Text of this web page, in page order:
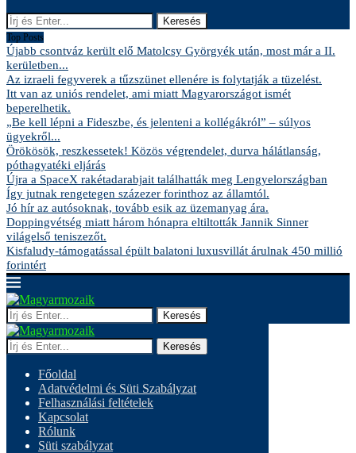
Keresés
Top Posts
Újabb csontváz került elő Matolcsy Györgyék után, most már a II.
kerületben...
Az izraeli fegyverek a tűzszünet ellenére is folytatják a tüzelést.
Itt van az uniós rendelet, ami miatt Magyarországot ismét
beperelhetik.
„Be kell lépni a Fideszbe, és jelenteni a kollégákról” – súlyos
ügyekről...
Örökösök, reszkessetek! Közös végrendelet, durva hálátlanság,
póthagyatéki eljárás
Újra a SpaceX rakétadarabjait találhatták meg Lengyelországban
Így jutnak rengetegen százezer forinthoz az államtól.
Jó hír az autósoknak, tovább esik az üzemanyag ára.
Doppingvétség miatt három hónapra eltiltották Jannik Sinner
világelső teniszezőt.
Kisfaludy-támogatással épült balatoni luxusvillát árulnak 450 millió
forintért
Keresés
Keresés
Főoldal
Adatvédelmi és Süti Szabályzat
Felhasználási feltételek
Kapcsolat
Rólunk
Süti szabályzat